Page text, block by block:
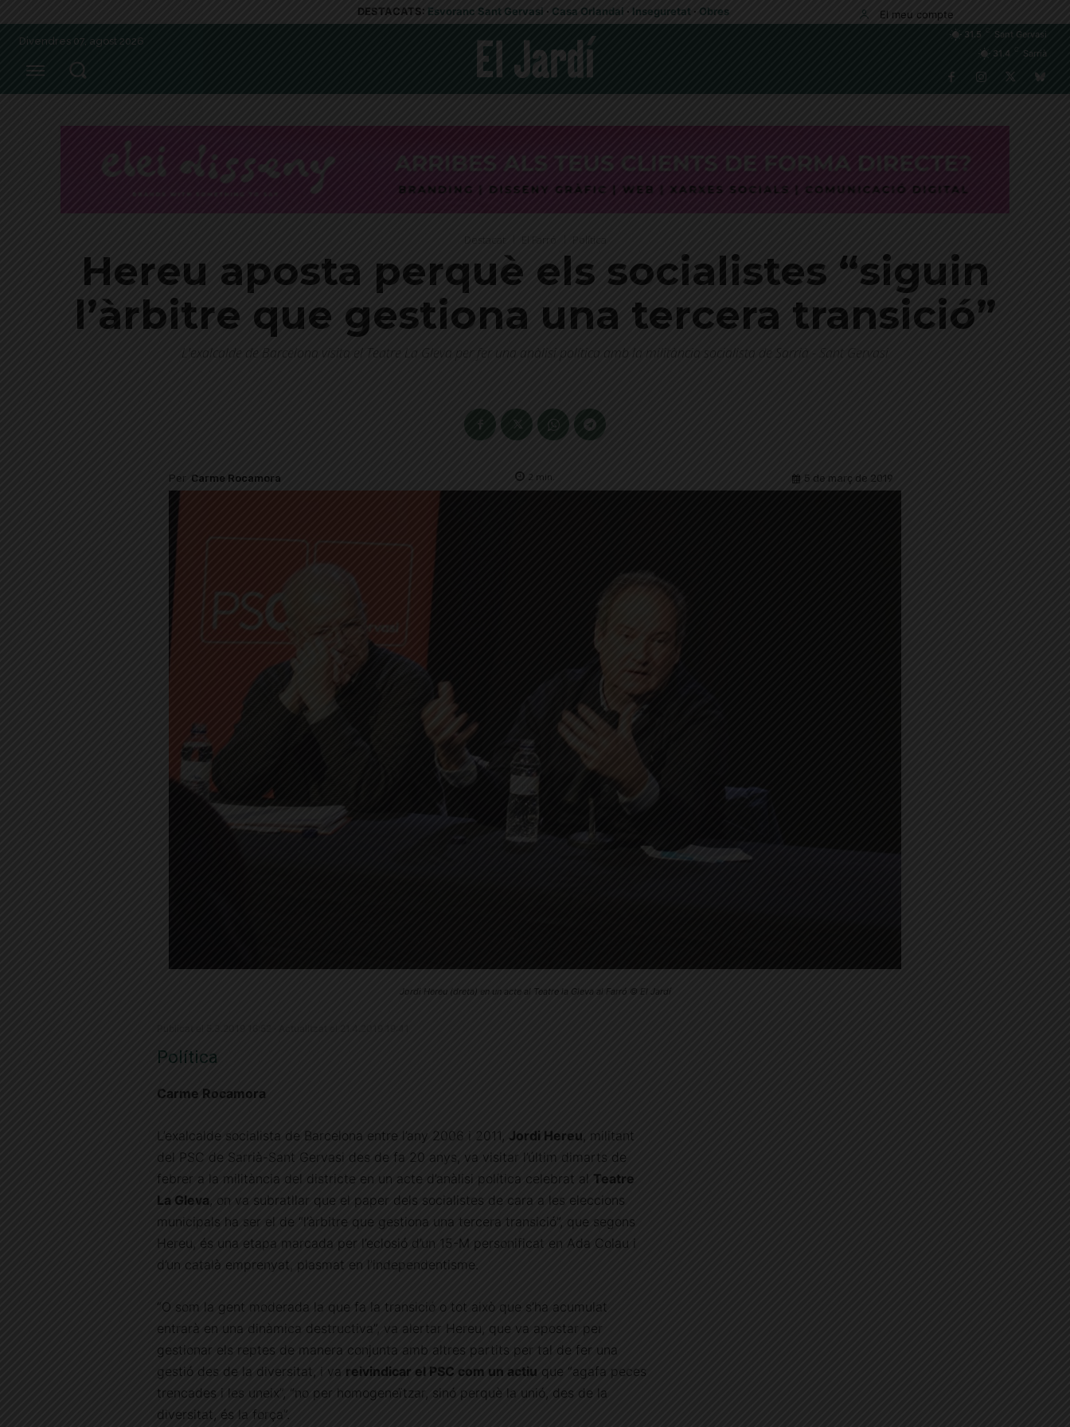
DESTACATS: Esvoranc Sant Gervasi · Casa Orlandai · Inseguretat · Obres El meu compte
Divendres 07, agost 2026
31.5
Sant Gervasi
31.4
Sarrià
Hereu aposta perquè els socialistes “siguin
l’àrbitre que gestiona una tercera transició”
L'exalcalde de Barcelona visita el Teatre La Gleva per fer una anàlisi política amb la militància socialista de Sarrià - Sant Gervasi
Per Carme Rocamora 2 min. 5 de març de 2019
Jordi Hereu (dreta) en un acte al Teatre la Gleva al Farró © El Jardí
Política
Carme Rocamora
L’exalcalde socialista de Barcelona entre l’any 2006 i 2011, Jordi Hereu, militant
del PSC de Sarrià-Sant Gervasi des de fa 20 anys, va visitar l’últim dimarts de
febrer a la militància del districte en un acte d’anàlisi política celebrat al Teatre
La Gleva, on va subratllar que el paper dels socialistes de cara a les eleccions
municipals ha ser el de “l’àrbitre que gestiona una tercera transició”, que segons
Hereu, és una etapa marcada per l’eclosió d’un 15-M personificat en Ada Colau i
d’un català emprenyat, plasmat en l’independentisme.
“O som la gent moderada la que fa la transició o tot això que s’ha acumulat
entrarà en una dinàmica destructiva”, va alertar Hereu, que va apostar per
gestionar els reptes de manera conjunta amb altres partits per tal de fer una
gestió des de la diversitat, i va reivindicar el PSC com un actiu que “agafa peces
trencades i les uneix”, “no per homogeneïtzar, sinó perquè la unió, des de la
diversitat, és la força”.